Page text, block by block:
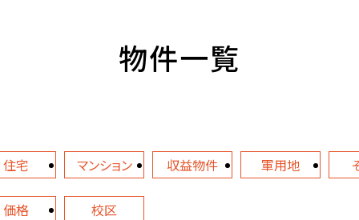
物件一覧
住宅 マンション 収益物件 軍用地
価格 校区